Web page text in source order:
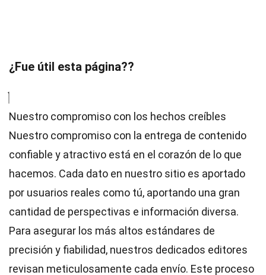
¿Fue útil esta página??
Nuestro compromiso con los hechos creíbles
Nuestro compromiso con la entrega de contenido
confiable y atractivo está en el corazón de lo que
hacemos. Cada dato en nuestro sitio es aportado
por usuarios reales como tú, aportando una gran
cantidad de perspectivas e información diversa.
Para asegurar los más altos estándares de
precisión y fiabilidad, nuestros dedicados editores
revisan meticulosamente cada envío. Este proceso